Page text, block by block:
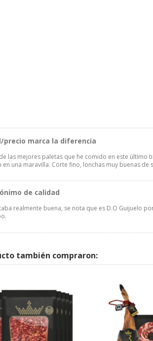
precio marca la diferencia
las mejores paletas que he comido en este
en una maravilla. Corte fino, lonchas muy buenas
de calidad
realmente buena, se nota que es D.O Guijuelo
también compraron: